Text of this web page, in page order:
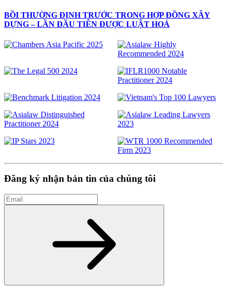
BỒI THƯỜNG ĐỊNH TRƯỚC TRONG HỢP ĐỒNG XÂY
DỰNG – LẦN ĐẦU TIÊN ĐƯỢC LUẬT HOÁ
Đăng ký nhận bản tin của chúng tôi
Email